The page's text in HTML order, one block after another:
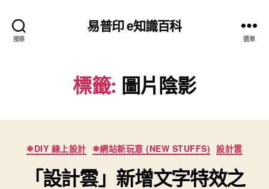
搜尋
易普印 e知識百科
選單
標籤: 圖片陰影
分
類
❄DIY 線上設計 ❄網站新玩意 (NEW STUFFS) 設計雲
「設計雲」新增文字特效之